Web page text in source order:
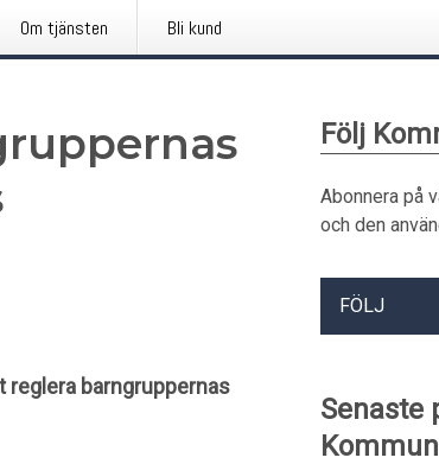
Om tjänsten Bli kund
barngruppernas
Följ
Abonnera på
och den
FÖLJ
Senaste